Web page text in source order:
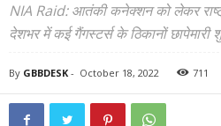
NIA Raid: आतंकी कनेक्शन को लेकर
देशभर में कई गैंगस्टर्स के ठिकानों छापेमारी
By GBBDESK - October 18, 2022 711